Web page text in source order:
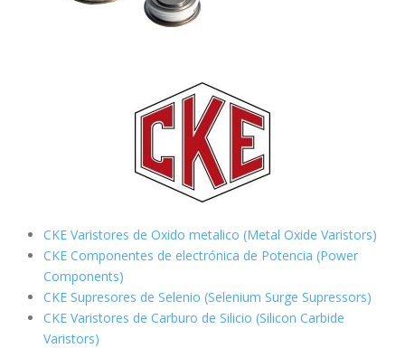
CKE Varistores de Oxido metalico (Metal Oxide Varistors)
CKE Componentes de electrónica de Potencia (Power
Components)
CKE Supresores de Selenio (Selenium Surge Supressors)
CKE Varistores de Carburo de Silicio (Silicon Carbide
Varistors)